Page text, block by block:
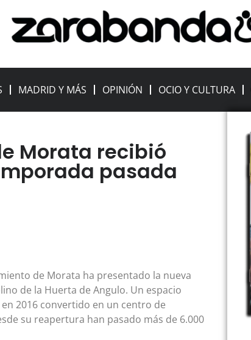
MADRID Y MÁS OPINIÓN OCIO Y CULTURA
Morata recibió
pasada
de Morata ha presentado la nueva
de la Huerta de Angulo. Un espacio
2016 convertido en un centro de
su reapertura han pasado más de 6.000